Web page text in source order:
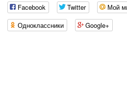
Facebook Twitter Мой
Одноклассники
Google+